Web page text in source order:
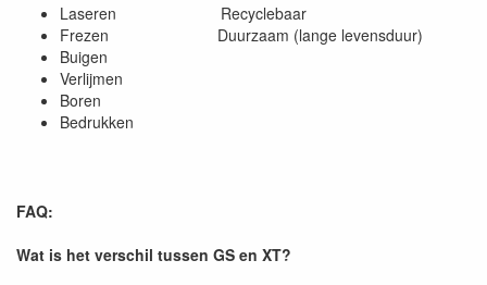
Laseren Recyclebaar
Frezen Duurzaam (lange levensduur)
Buigen
Verlijmen
Boren
Bedrukken
FAQ:
Wat is het verschil tussen GS en XT?